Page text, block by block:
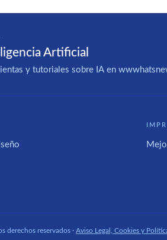
Artificial
y tutoriales sobre IA en
derechos reservados · Aviso Legal, Cookies y